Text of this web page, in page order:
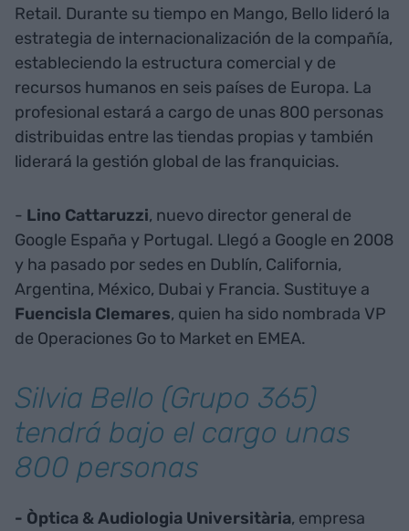
Retail. Durante su tiempo en Mango, Bello lideró la
estrategia de internacionalización de la compañía,
estableciendo la estructura comercial y de
recursos humanos en seis países de Europa. La
profesional estará a cargo de unas 800 personas
distribuidas entre las tiendas propias y también
liderará la gestión global de las franquicias.
- Lino Cattaruzzi, nuevo director general de
Google España y Portugal. Llegó a Google en 2008
y ha pasado por sedes en Dublín, California,
Argentina, México, Dubai y Francia. Sustituye a
Fuencisla Clemares, quien ha sido nombrada VP
de Operaciones Go to Market en EMEA.
Silvia Bello (Grupo 365)
tendrá bajo el cargo unas
800 personas
- Òptica & Audiologia Universitària, empresa